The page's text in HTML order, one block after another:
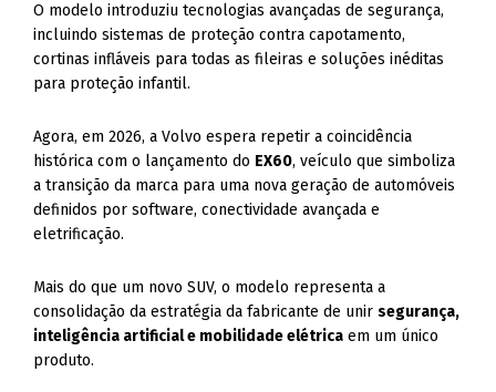
O modelo introduziu tecnologias avançadas de segurança,
incluindo sistemas de proteção contra capotamento,
cortinas infláveis para todas as fileiras e soluções inéditas
para proteção infantil.
Agora, em 2026, a Volvo espera repetir a coincidência
histórica com o lançamento do EX60, veículo que simboliza
a transição da marca para uma nova geração de automóveis
definidos por software, conectividade avançada e
eletrificação.
Mais do que um novo SUV, o modelo representa a
consolidação da estratégia da fabricante de unirsegurança,
inteligência artificial e mobilidade elétrica em um único
produto.